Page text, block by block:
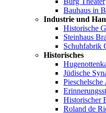
Bauhaus in
Industrie und
Historische
Steinhaus
Schuhfabrik
Historisches
Jüdische
Pieschelsche
Historischer
Roland de